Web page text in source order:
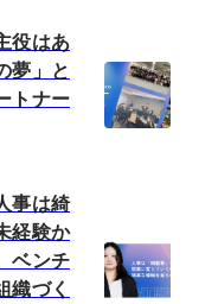
役はあ
夢」と
トナー
事は綺
経験か
ベンチ
織づく